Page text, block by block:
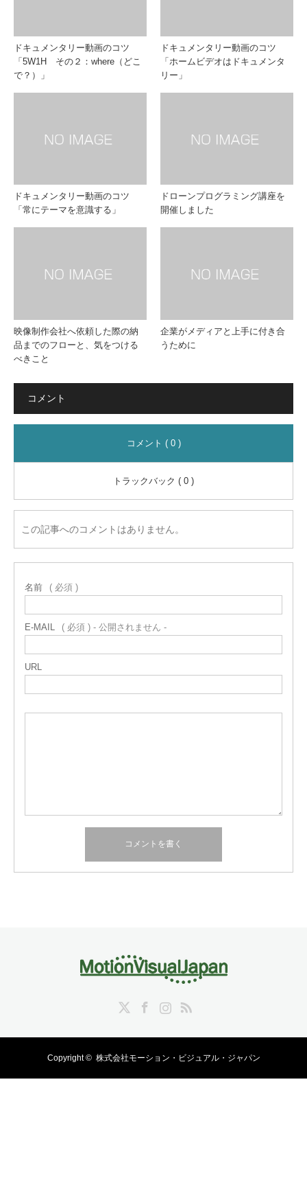
ドキュメンタリー動画のコツ
「5W1H その２：where（どこ
で？）」
ドキュメンタリー動画のコツ
「ホームビデオはドキュメンタ
リー」
ドキュメンタリー動画のコツ
「常にテーマを意識する」
ドローンプログラミング講座を
開催しました
映像制作会社へ依頼した際の納
品までのフローと、気をつける
べきこと
企業がメディアと上手に付き合
うために
コメント
コメント ( 0 )
トラックバック ( 0 )
この記事へのコメントはありません。
名前 ( 必須 )
E-MAIL ( 必須 ) - 公開されません -
URL
RSS
Copyright © 株式会社モーション・ビジュアル・ジャパン